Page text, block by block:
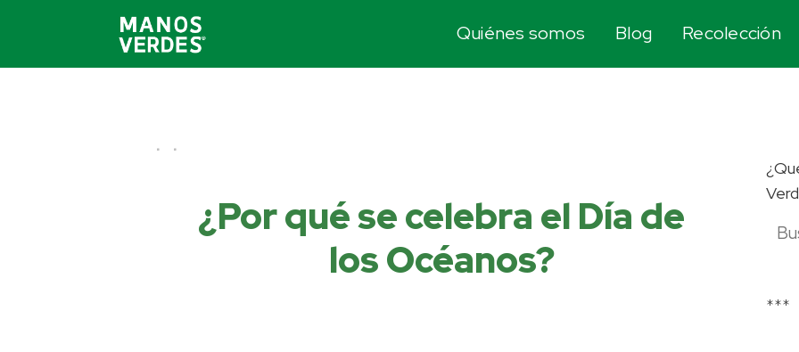
Quiénes somos Blog Recolección
¿Por qué se celebra el Día de
los Océanos?
***